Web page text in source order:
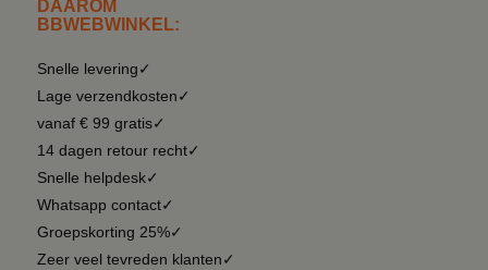
DAAROM
BBWEBWINKEL:
Snelle levering✓
Lage verzendkosten✓
vanaf € 99 gratis✓
14 dagen retour recht✓
Snelle helpdesk✓
Whatsapp contact✓
Groepskorting 25%✓
Zeer veel tevreden klanten✓